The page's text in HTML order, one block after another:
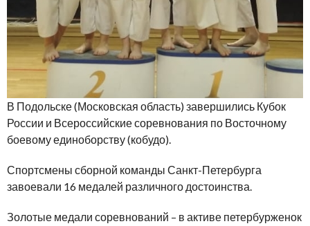
В Подольске (Московская область) завершились Кубок
России и Всероссийские соревнования по Восточному
боевому единоборству (кобудо).
Спортсмены сборной команды Санкт-Петербурга
завоевали 16 медалей различного достоинства.
Золотые медали соревнований – в активе петербурженок